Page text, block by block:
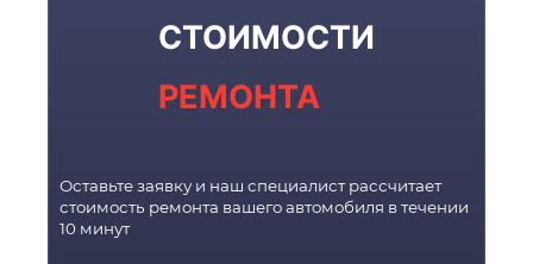
СТОИМОСТИ
РЕМОНТА
Оставьте заявку и наш специалист рассчитает
стоимость ремонта вашего автомобиля в течении
10 минут